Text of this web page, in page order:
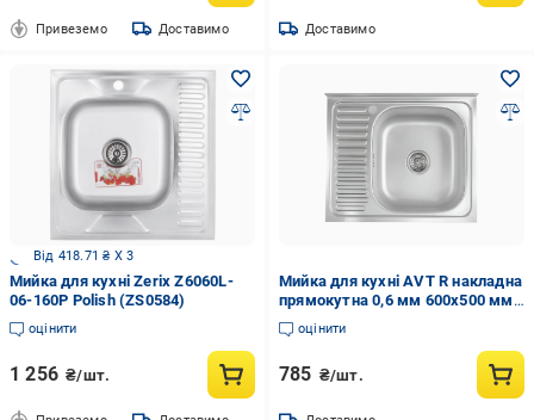
Привеземо Доставимо Доставимо
Від 418.71 ₴ X 3
Мийка для кухні Zerix Z6060L-
06-160P Polish (ZS0584)
оцінити
1 256 ₴/шт.
Мийка для кухні AVT R накладна
прямокутна 0,6 мм 600x500 мм
Хром (AVT-М-61)
оцінити
785 ₴/шт.